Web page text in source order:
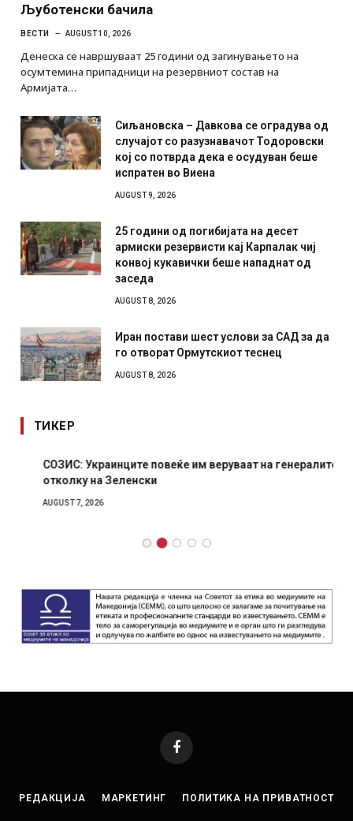
Љуботенски бачила
ВЕСТИ AUGUST 10, 2026
Денеска се навршуваат 25 години од загинувањето на
осумтемина припадници на резервниот состав на
Армијата…
Сиљановска – Давкова се оградува од
случајот со разузнавачот Тодоровски
кој со потврда дека е осудуван беше
испратен во Виена
AUGUST 9, 2026
25 години од погибијата на десет
армиски резервисти кај Карпалак чиј
конвој кукавички беше нападнат од
заседа
AUGUST 8, 2026
Иран постави шест услови за САД за да
го отворат Ормутскиот теснец
AUGUST 8, 2026
ТИКЕР
СОЗИС: Украинците повеќе им веруваат на генералите
отколку на Зеленски
AUGUST 7, 2026
Facebook
РЕДАКЦИЈА МАРКЕТИНГ ПОЛИТИКА НА ПРИВАТНОСТ